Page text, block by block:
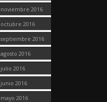
noviembre 2016
octubre 2016
septiembre 2016
agosto 2016
julio 2016
junio 2016
mayo 2016